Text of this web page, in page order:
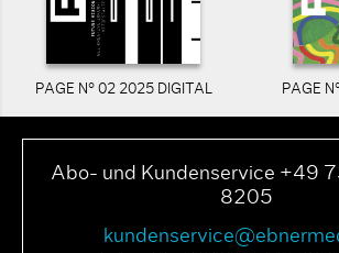
PAGE N° 02 2025 DIGITAL PAGE
Abo- und Kundenservice +49
8205